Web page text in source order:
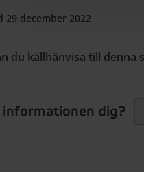
29 december 2022
du källhänvisa till denna
informationen dig?